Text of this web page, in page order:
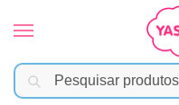
Início Banho / Higiene e Cuidados